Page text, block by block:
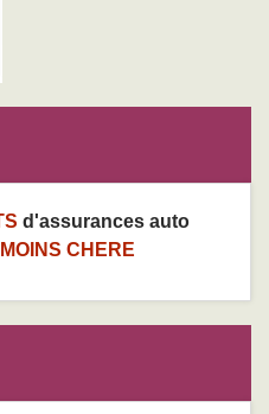
d'assurances auto
CHERE